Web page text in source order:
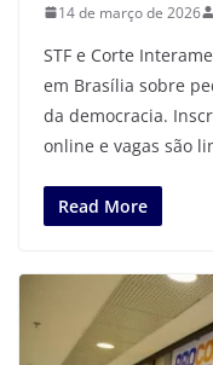
14 de março de 2026
STF e Corte
em Brasília sobre
da democracia.
online e vagas são
Read More